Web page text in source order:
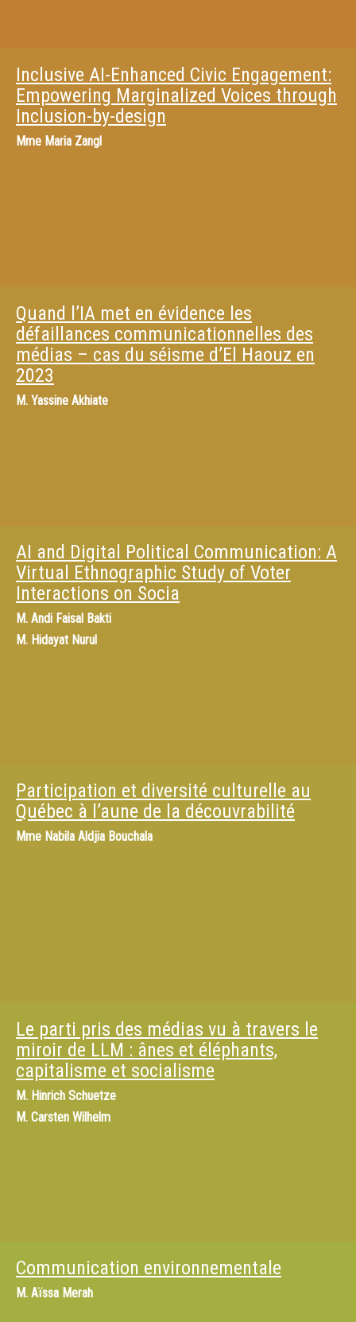
Inclusive AI-Enhanced Civic Engagement:
Empowering Marginalized Voices through
Inclusion-by-design
Mme Maria Zangl
Quand l’IA met en évidence les
défaillances communicationnelles des
médias – cas du séisme d’El Haouz en
2023
M. Yassine Akhiate
AI and Digital Political Communication: A
Virtual Ethnographic Study of Voter
Interactions on Socia
M. Andi Faisal Bakti
M. Hidayat Nurul
Participation et diversité culturelle au
Québec à l’aune de la découvrabilité
Mme Nabila Aldjia Bouchala
Le parti pris des médias vu à travers le
miroir de LLM : ânes et éléphants,
capitalisme et socialisme
M. Hinrich Schuetze
M. Carsten Wilhelm
Communication environnementale
M. Aïssa Merah